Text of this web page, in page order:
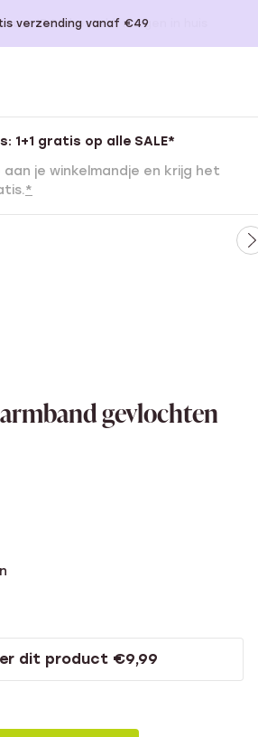
verzending vanaf €49
1+1 gratis op alle SALE*
je winkelmandje en krijg het
*
gevlochten
dit product €9,99